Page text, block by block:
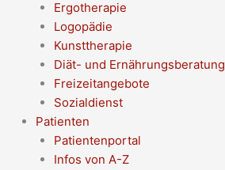
Ergotherapie
Logopädie
Kunsttherapie
Diät- und Ernährungsberatung
Freizeitangebote
Sozialdienst
Patienten
Patientenportal
Infos von A-Z